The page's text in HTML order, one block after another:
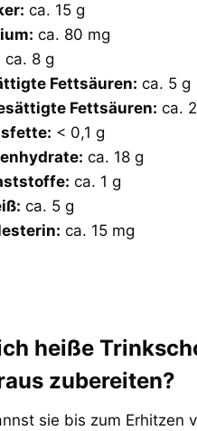
ca. 15 g
ca. 80 mg
ca. 8 g
Fettsäuren: ca. 5 g
Fettsäuren: ca.
< 0,1 g
ca. 18 g
ca. 1 g
ca. 5 g
ca. 15 mg
heiße
zubereiten?
sie bis zum Erhitzen